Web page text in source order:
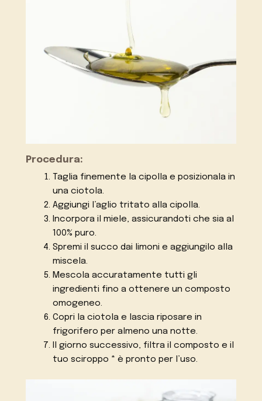
Procedura:
Taglia finemente la cipolla e posizionala in
una ciotola.
Aggiungi l’aglio tritato alla cipolla.
Incorpora il miele, assicurandoti che sia al
100% puro.
Spremi il succo dai limoni e aggiungilo alla
miscela.
Mescola accuratamente tutti gli
ingredienti fino a ottenere un composto
omogeneo.
Copri la ciotola e lascia riposare in
frigorifero per almeno una notte.
Il giorno successivo, filtra il composto e il
tuo sciroppo * è pronto per l’uso.